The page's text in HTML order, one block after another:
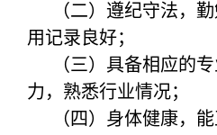
（二）遵纪守法，
用记录良好；
（三）具备相应的
力，熟悉行业情况；
（四）身体健康，